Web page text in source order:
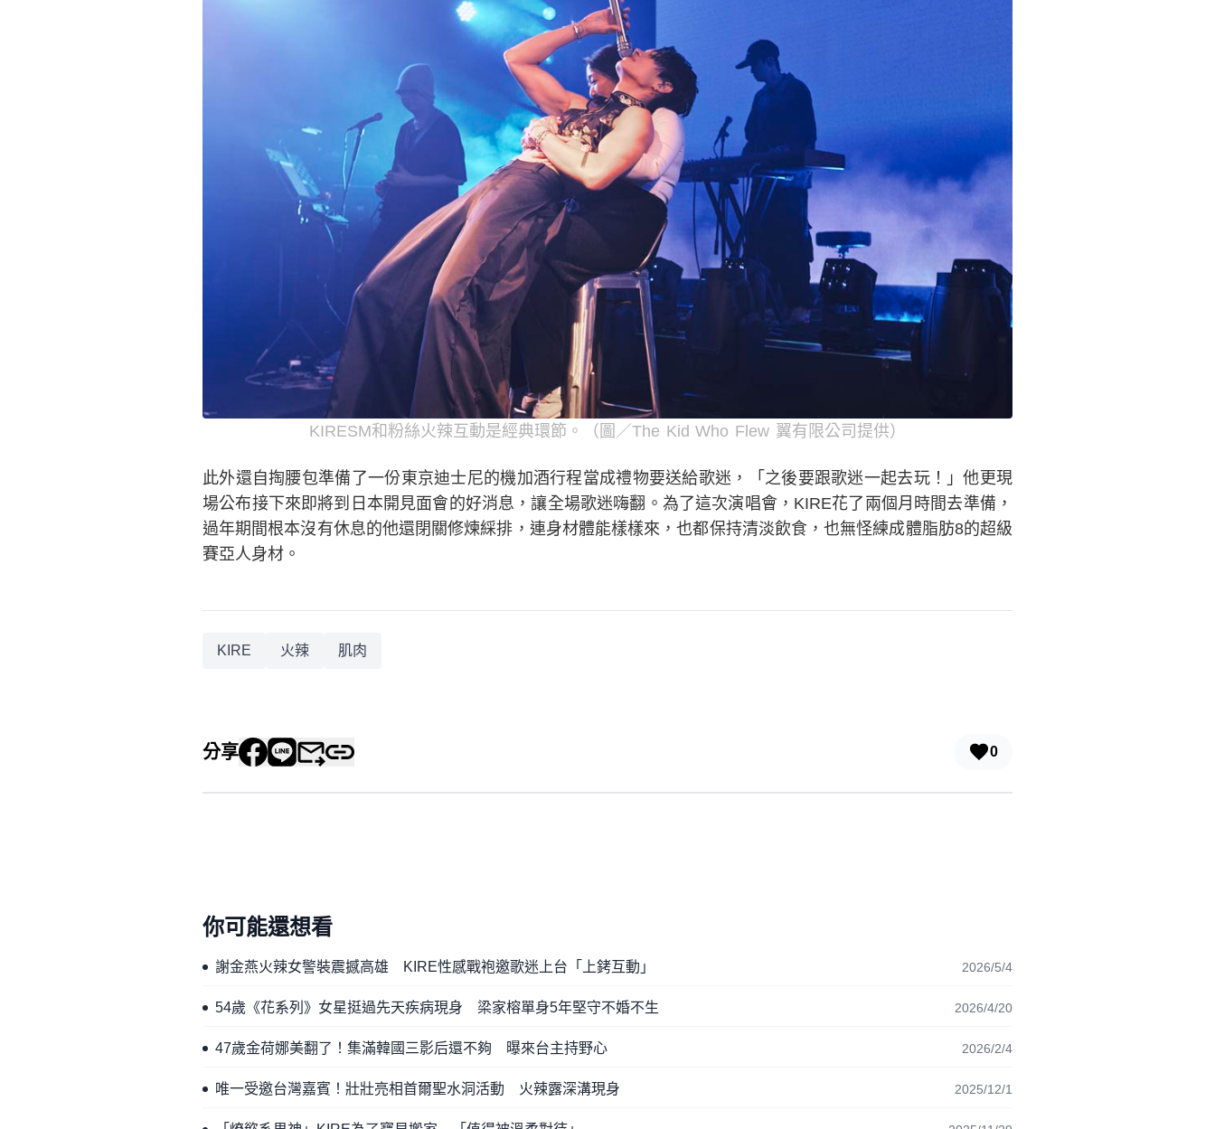
KIRESM和粉絲火辣互動是經典環節。（圖／The Kid Who Flew 翼有限公司提供）
此外還自掏腰包準備了一份東京迪士尼的機加酒行程當成禮物要送給歌迷，「之後要跟歌迷一起去玩！」他更現
場公布接下來即將到日本開見面會的好消息，讓全場歌迷嗨翻。為了這次演唱會，KIRE花了兩個月時間去準備，
過年期間根本沒有休息的他還閉關修煉綵排，連身材體能樣樣來，也都保持清淡飲食，也無怪練成體脂肪8的超級
賽亞人身材。
KIRE 火辣 肌肉
分享 0
你可能還想看
謝金燕火辣女警裝震撼高雄 KIRE性感戰袍邀歌迷上台「上銬互動」 2026/5/4
54歲《花系列》女星挺過先天疾病現身 梁家榕單身5年堅守不婚不生 2026/4/20
47歲金荷娜美翻了！集滿韓國三影后還不夠 曝來台主持野心 2026/2/4
唯一受邀台灣嘉賓！壯壯亮相首爾聖水洞活動 火辣露深溝現身 2025/12/1